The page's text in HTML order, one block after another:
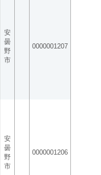
安
曇
野
市
0000001207
安
曇
野
市
0000001206